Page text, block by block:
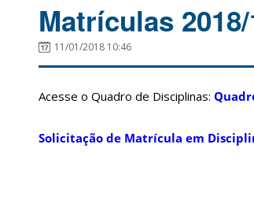
Matrículas 2018/
11/01/2018 10:46
Acesse o Quadro de Disciplinas:
Solicitação de Matrícula em